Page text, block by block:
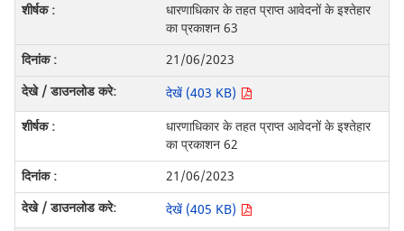
धारणाधिकार के तहत प्राप्त आवेदनों के इश्तेहार
का प्रकाशन 63
21/06/2023
देखें (403 KB)
धारणाधिकार के तहत प्राप्त आवेदनों के इश्तेहार
का प्रकाशन 62
21/06/2023
देखें (405 KB)